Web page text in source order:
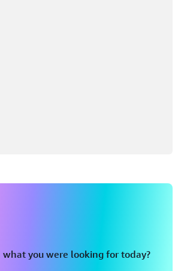
what you were looking for today?